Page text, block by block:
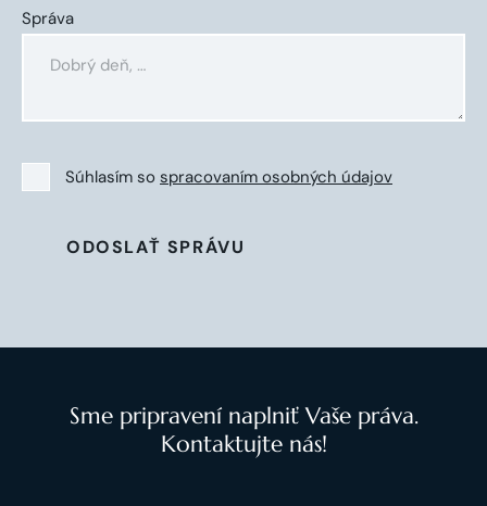
Správa
Súhlasím so spracovaním osobných údajov
ODOSLAŤ SPRÁVU
Sme pripravení naplniť Vaše práva.
Kontaktujte nás!